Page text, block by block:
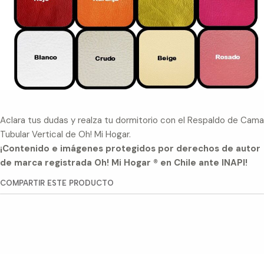
Aclara tus dudas y realza tu dormitorio con el Respaldo de Cama
Tubular Vertical de Oh! Mi Hogar.
¡Contenido e imágenes protegidos por derechos de autor
de marca registrada Oh! Mi Hogar ® en Chile ante INAPI!
COMPARTIR ESTE PRODUCTO